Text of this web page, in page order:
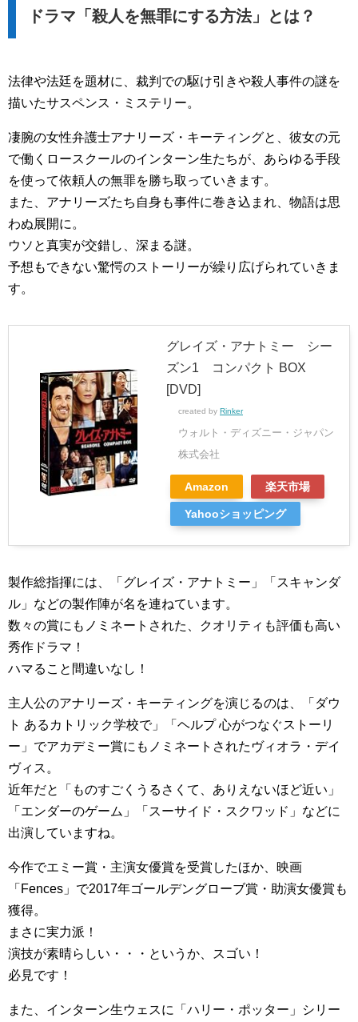
ドラマ「殺人を無罪にする方法」とは？
法律や法廷を題材に、裁判での駆け引きや殺人事件の謎を
描いたサスペンス・ミステリー。
凄腕の女性弁護士アナリーズ・キーティングと、彼女の元
で働くロースクールのインターン生たちが、あらゆる手段
を使って依頼人の無罪を勝ち取っていきます。
また、アナリーズたち自身も事件に巻き込まれ、物語は思
わぬ展開に。
ウソと真実が交錯し、深まる謎。
予想もできない驚愕のストーリーが繰り広げられていきま
す。
グレイズ・アナトミー シー
ズン1 コンパクト BOX
[DVD]
created by Rinker
ウォルト・ディズニー・ジャパン
株式会社
Amazon 楽天市場
Yahooショッピング
製作総指揮には、「グレイズ・アナトミー」「スキャンダ
ル」などの製作陣が名を連ねています。
数々の賞にもノミネートされた、クオリティも評価も高い
秀作ドラマ！
ハマること間違いなし！
主人公のアナリーズ・キーティングを演じるのは、「ダウ
ト あるカトリック学校で」「ヘルプ 心がつなぐストーリ
ー」でアカデミー賞にもノミネートされたヴィオラ・デイ
ヴィス。
近年だと「ものすごくうるさくて、ありえないほど近い」
「エンダーのゲーム」「スーサイド・スクワッド」などに
出演していますね。
今作でエミー賞・主演女優賞を受賞したほか、映画
「Fences」で2017年ゴールデングローブ賞・助演女優賞も
獲得。
まさに実力派！
演技が素晴らしい・・・というか、スゴい！
必見です！
また、インターン生ウェスに「ハリー・ポッター」シリー